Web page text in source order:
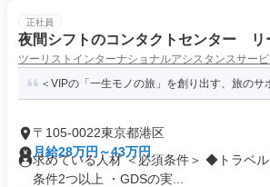
正社員
夜間シフトのコンタクトセンター リ
ツーリストインターナショナルアシスタンスサー
＜VIPの「一生モノの旅」を創り出す、旅のサ
〒105-0022東京都港区
月給28万円～43万円
求めている人材 ＜必須条件＞ ◆トラベ
条件2つ以上 ・GDSの実...